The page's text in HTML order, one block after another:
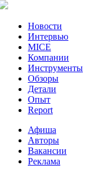
Новости
Интервью
MICE
Компании
Инструменты
Обзоры
Детали
Опыт
Report
Афиша
Авторы
Вакансии
Реклама